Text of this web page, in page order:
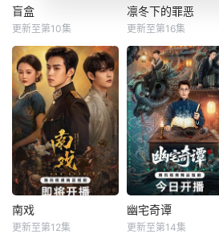
盲盒
五个相互独立，又
彼此呼应的故事
——用一场精心策
划的“夏令营”完成
复仇的受害者；临
终前与遗憾和解的
“无用之人”；共享
同一具躯体的人格
“刮刮乐”；病床前
不离不弃的“紧急联
络人”；产后抑郁中
盲盒
更新至第10集
凛冬下的罪恶
吴昊宸
本剧讲述了90年代
末，怒河市刑侦支
队在无普及监控、
无DNA鉴定技术的
支持下，通过摸
排、勘查等传统刑
侦手段，接连破获
数起重案要案的艰
难过程。案件设计
采用 “积案牵现案”
凛冬下的罪恶
更新至第16集
南戏
南戏
更新至第12集
幽宅奇谭
幽宅奇谭
更新至第14集